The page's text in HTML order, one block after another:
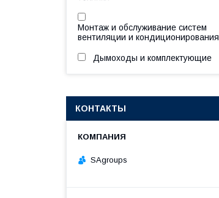
Монтаж и обслуживание систем
вентиляции и кондиционирования
Дымоходы и комплектующие
КОНТАКТЫ
SAgroups